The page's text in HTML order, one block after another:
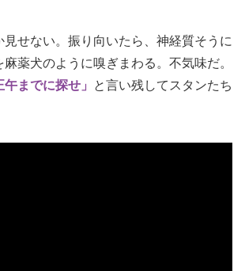
見せない。振り向いたら、神経質そうに
薬犬のように嗅ぎまわる。不気味だ。
午までに探せ」
と言い残してスタンたち